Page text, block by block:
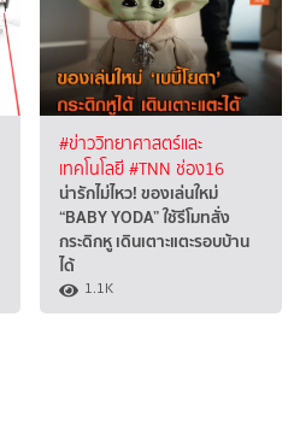
#ข่าววิทยาศาสตร์และ
เทคโนโลยี#TNN ช่อง16
น่ารักไม่ไหว! ของเล่นใหม่
“BABY YODA” ใช้รีโมทสั่ง
กระดิกหู เดินเตาะแตะรอบบ้าน
ได้
1.1K